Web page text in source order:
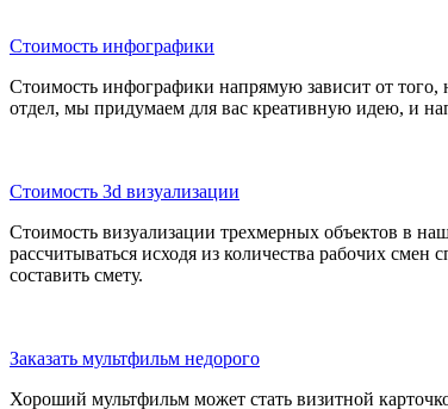
Стоимость инфографики
Стоимость инфографики напрямую зависит от того,
отдел, мы придумаем для вас креативную идею, и
Стоимость 3d визуализации
Стоимость визуализации трехмерных объектов в
рассчитываться исходя из количества рабочих
составить смету.
Заказать мультфильм недорого
Хороший мультфильм может стать визитной